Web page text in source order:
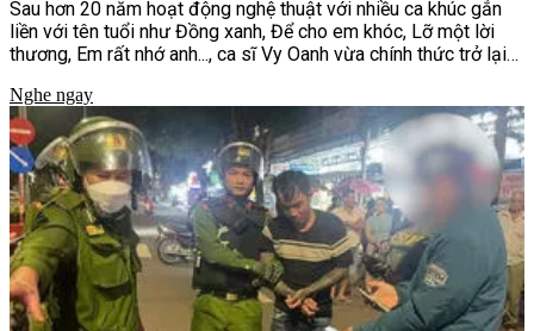
Sau hơn 20 năm hoạt động nghệ thuật với nhiều ca khúc gắn
liền với tên tuổi như Đồng xanh, Để cho em khóc, Lỡ một lời
thương, Em rất nhớ anh..., ca sĩ Vy Oanh vừa chính thức trở lại
"Hai Bản Thể | UNFOLDED", đồng thời đánh dấu bước chuyển
mình rõ nét về hình ảnh, phong cách âm nhạc và định hướng
sáng tạo của nữ ca sĩ sau nhiều năm gắn bó với dòng nhạc
ballad.
Nghe ngay